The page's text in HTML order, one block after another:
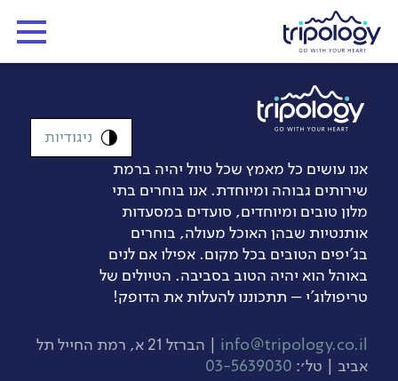
אנו עושים כל מאמץ שכל טיול יהיה ברמת
שירותים גבוהה ומיוחדת. אנו בוחרים בתי
מלון טובים ומיוחדים, סועדים במסעדות
אותנטיות שבהן האוכל מעולה, בוחרים
בג’יפים הטובים בכל מקום. אפילו אם לנים
באוהל הוא יהיה הטוב בסביבה. הטיולים של
טריפולוג'י – תתכוננו להעלות את הדופק!
info@tripology.co.il
| הברזל 21 א, רמת החייל תל
אביב | טל׳: 03-5639030
ניגודיות